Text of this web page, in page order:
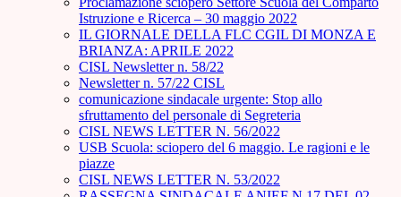
Istruzione e Ricerca – 30 maggio 2022
IL GIORNALE DELLA FLC CGIL DI MONZA E
BRIANZA: APRILE 2022
CISL Newsletter n. 58/22
Newsletter n. 57/22 CISL
comunicazione sindacale urgente: Stop allo
sfruttamento del personale di Segreteria
CISL NEWS LETTER N. 56/2022
USB Scuola: sciopero del 6 maggio. Le ragioni e le
piazze
CISL NEWS LETTER N. 53/2022